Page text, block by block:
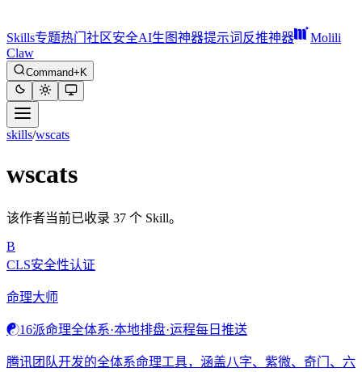
Skills专题热门 社区安全AI生图神器提示词反推神器
Molili
Claw
Command+K
skills/wscats
wscats
该作者当前已收录 37 个 Skill。
B
CLS安全性认证
命理大师
☯️16派命理全体系·本地排盘·运程每日推送
腾讯团队开发的全体系命理工具，涵盖八字、紫微、奇门、六